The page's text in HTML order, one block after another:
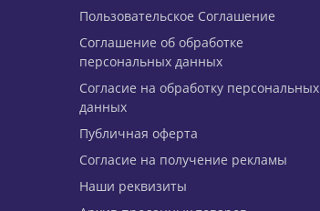
Пользовательское Соглашение
Соглашение об обработке
персональных данных
Согласие на обработку персональных
данных
Публичная оферта
Согласие на получение рекламы
Наши реквизиты